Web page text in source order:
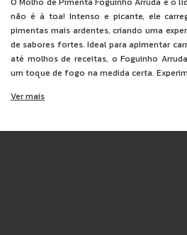
não é à toa! Intenso e picante, ele
pimentas mais ardentes, criando uma
de sabores fortes. Ideal para apimentar
até molhos de receitas, o Foguinho
um toque de fogo na medida certa.
Ver mais